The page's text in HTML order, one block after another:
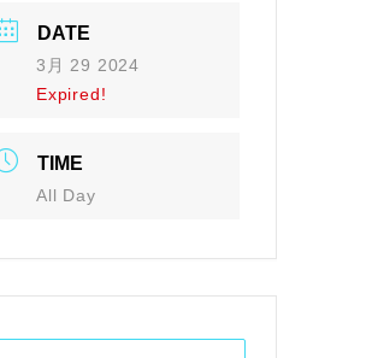
DATE
3月 29 2024
Expired!
TIME
All Day